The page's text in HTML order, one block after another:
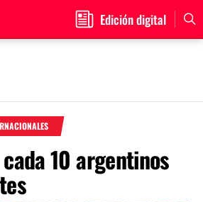
Edición digital
10 argentinos